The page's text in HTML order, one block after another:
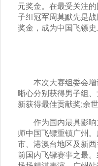
元奖金。在最受关注
子组冠军周莫默先是
奖金，成为中国飞镖
本次大赛组委会增
晰心分别获得男子组
新获得最佳贡献奖;余
作为国内最具影响力
师中国飞镖重镇广州
市、港澳台地区及新
前国内飞镖赛事之最